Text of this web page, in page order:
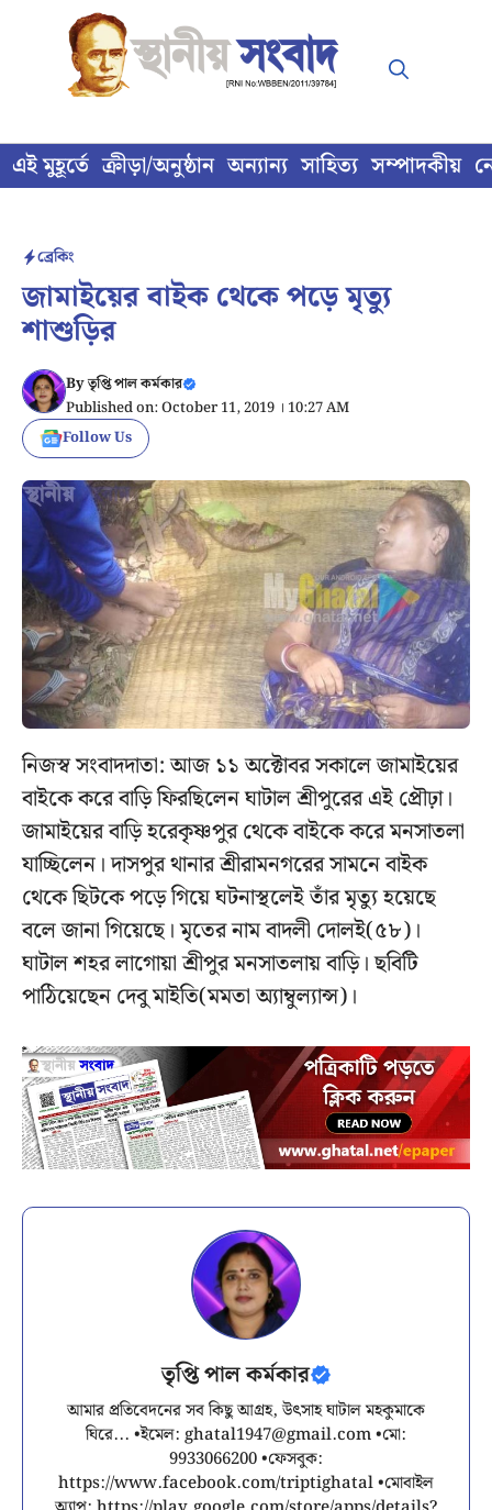
content
এই মুহূর্তে ক্রীড়া/অনুষ্ঠান অন্যান্য সাহিত্য সম্পাদকীয়
ব্রেকিং
জামাইয়ের বাইক থেকে পড়ে মৃত্যু
শাশুড়ির
Byতৃপ্তি পাল কর্মকার
Published on: October 11, 2019 । 10:27 AM
Follow Us
নিজস্ব সংবাদদাতা: আজ ১১ অক্টোবর সকালে জামাইয়ের
বাইকে করে বাড়ি ফিরছিলেন ঘাটাল শ্রীপুরের এই প্রৌঢ়া।
জামাইয়ের বাড়ি হরেকৃষ্ণপুর থেকে বাইকে করে মনসাতলা
যাচ্ছিলেন। দাসপুর থানার শ্রীরামনগরের সামনে বাইক
থেকে ছিটকে পড়ে গিয়ে ঘটনাস্থলেই তাঁর মৃত্যু হয়েছে
বলে জানা গিয়েছে। মৃতের নাম বাদলী দোলই(৫৮)।
ঘাটাল শহর লাগোয়া শ্রীপুর মনসাতলায় বাড়ি। ছবিটি
পাঠিয়েছেন দেবু মাইতি(মমতা অ্যাম্বুল্যান্স)।
তৃপ্তি পাল কর্মকার
আমার প্রতিবেদনের সব কিছু আগ্রহ, উৎসাহ ঘাটাল মহকুমাকে
ঘিরে... •ইমেল: ghatal1947@gmail.com•মো:
9933066200 •ফেসবুক:
https://www.facebook.com/triptighatal •মোবাইল